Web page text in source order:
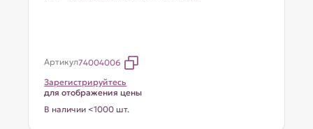
Артикул74004006
Зарегистрируйтесь
для отображения цены
В наличии <1000 шт.